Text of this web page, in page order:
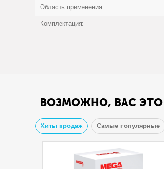
Область применения :
Комплектация:
ВОЗМОЖНО, ВАС ЭТО
Хиты продаж Самые популярные